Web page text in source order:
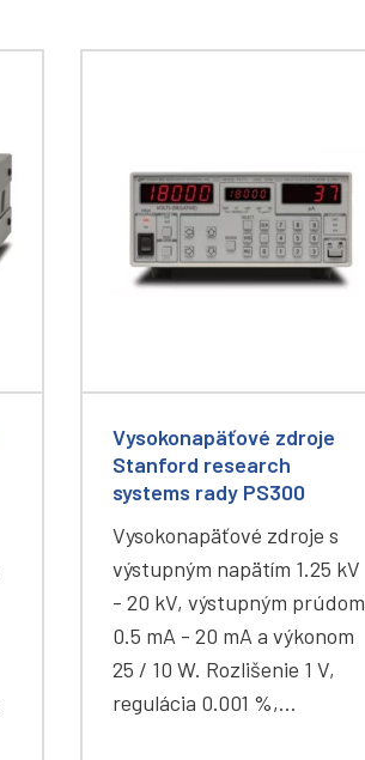
Vysokonapäťové zdroje
Stanford research
systems rady PS300
Vysokonapäťové zdroje s
výstupným napätím 1.25 kV
- 20 kV, výstupným prúdom
0.5 mA - 20 mA a výkonom
25 / 10 W. Rozlišenie 1 V,
regulácia 0.001 %,…